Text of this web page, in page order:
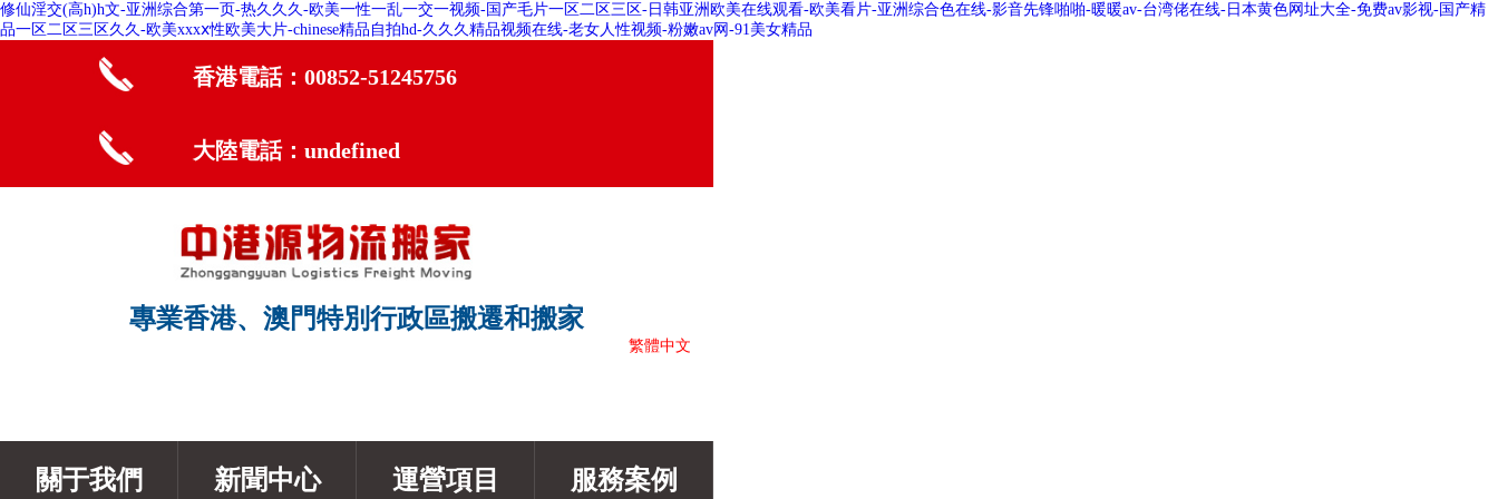
修仙淫交(高h)h文-亚洲综合第一页-热久久久-欧美一性一乱一交一视频-国产毛片一区二区三区-日韩亚洲欧美在线观看-欧美看片-亚洲综合色在线-影音先锋啪啪-暖暖av-台湾佬在线-日本黄色网址大全-免费av影视-国产精
品一区二区三区久久-欧美xxxⅹ性欧美大片-chinese精品自拍hd-久久久精品视频在线-老女人性视频-粉嫩av网-91美女精品
香港電話：00852-51245756
大陸電話：undefined
專業香港、澳門特別行政區搬遷和搬家
繁體中文
關于我們 新聞中心 運營項目 服務案例